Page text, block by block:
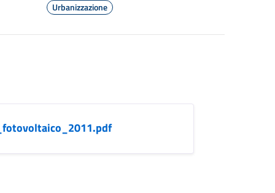
Urbanizzazione